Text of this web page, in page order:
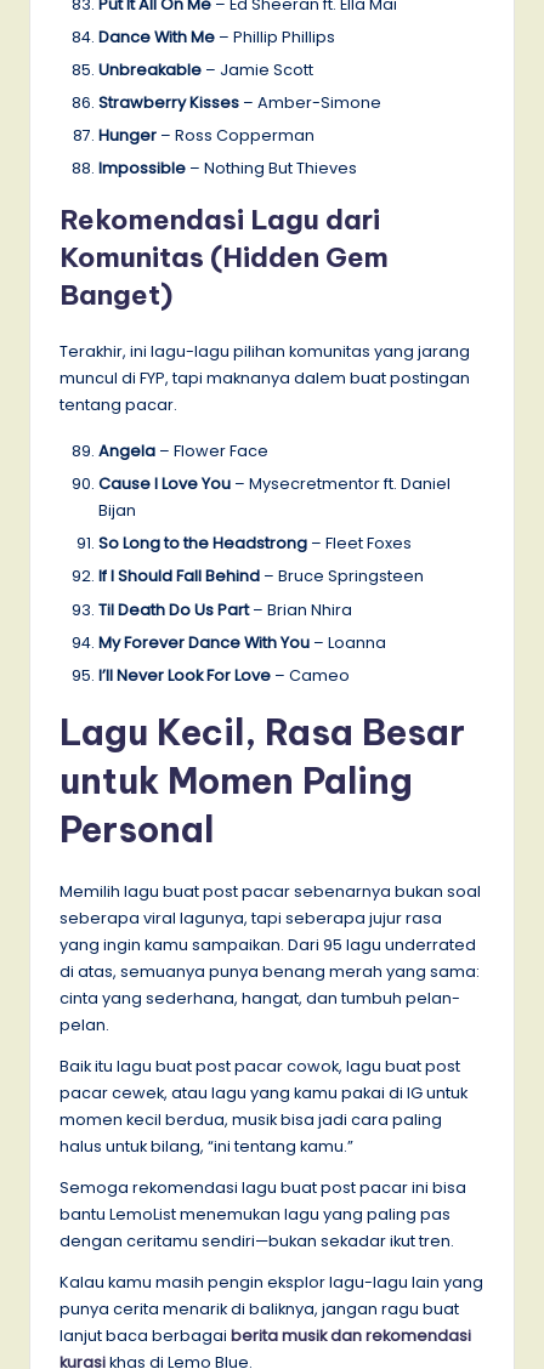
Dance With Me – Phillip Phillips
Unbreakable – Jamie Scott
Strawberry Kisses – Amber-Simone
Hunger – Ross Copperman
Impossible – Nothing But Thieves
Rekomendasi Lagu dari
Komunitas (Hidden Gem
Banget)
Terakhir, ini lagu-lagu pilihan komunitas yang jarang
muncul di FYP, tapi maknanya dalem buat postingan
tentang pacar.
Angela – Flower Face
Cause I Love You – Mysecretmentor ft. Daniel
Bijan
So Long to the Headstrong – Fleet Foxes
If I Should Fall Behind – Bruce Springsteen
Til Death Do Us Part– Brian Nhira
My Forever Dance With You – Loanna
I’ll Never Look For Love – Cameo
Lagu Kecil, Rasa Besar
untuk Momen Paling
Personal
Memilih lagu buat post pacar sebenarnya bukan soal
seberapa viral lagunya, tapi seberapa jujur rasa
yang ingin kamu sampaikan. Dari 95 lagu underrated
di atas, semuanya punya benang merah yang sama:
cinta yang sederhana, hangat, dan tumbuh pelan-
pelan.
Baik itu lagu buat post pacar cowok, lagu buat post
pacar cewek, atau lagu yang kamu pakai di IG untuk
momen kecil berdua, musik bisa jadi cara paling
halus untuk bilang, “ini tentang kamu.”
Semoga rekomendasi lagu buat post pacar ini bisa
bantu LemoList menemukan lagu yang paling pas
dengan ceritamu sendiri—bukan sekadar ikut tren.
Kalau kamu masih pengin eksplor lagu-lagu lain yang
punya cerita menarik di baliknya, jangan ragu buat
lanjut baca berbagai berita musik dan rekomendasi
kurasikhas di Lemo Blue.